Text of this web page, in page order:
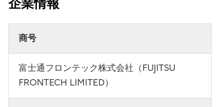
企業情報
商号
富士通フロンテック株式会社（FUJITSU
FRONTECH LIMITED）